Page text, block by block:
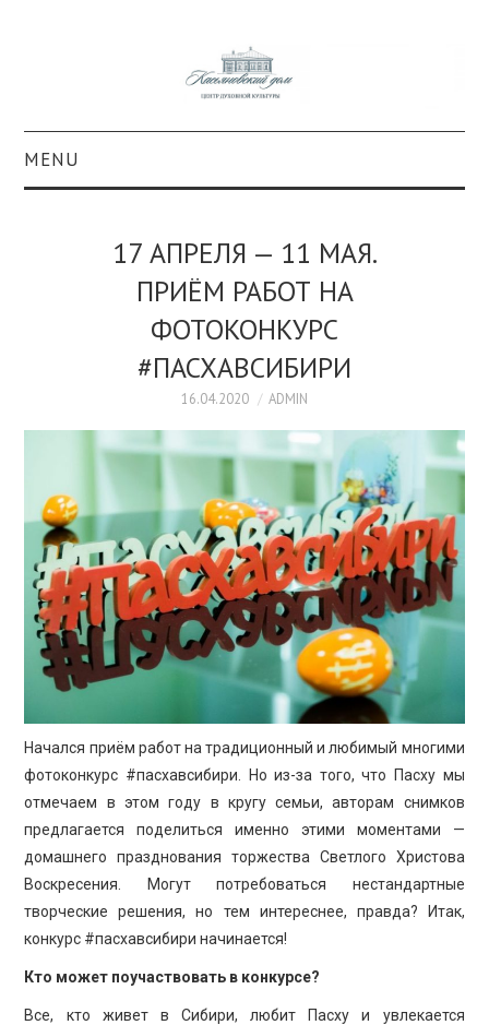
MENU
КОЛЛЕКЦИИ
КУЛЬТУРА
ОБРАЗОВАНИЕ
ПРОСВЕЩЕНИЕ
17 АПРЕЛЯ — 11 МАЯ.
ПРИЁМ РАБОТ НА
ФОТОКОНКУРС
#ПАСХАВСИБИРИ
16.04.2020 ADMIN
Начался приём работ на традиционный и любимый многими
фотоконкурс #пасхавсибири. Но из-за того, что Пасху мы
отмечаем в этом году в кругу семьи, авторам снимков
предлагается поделиться именно этими моментами —
домашнего празднования торжества Светлого Христова
Воскресения. Могут потребоваться нестандартные
творческие решения, но тем интереснее, правда? Итак,
конкурс #пасхавсибири начинается!
Кто может поучаствовать в конкурсе?
Все, кто живет в Сибири, любит Пасху и увлекается